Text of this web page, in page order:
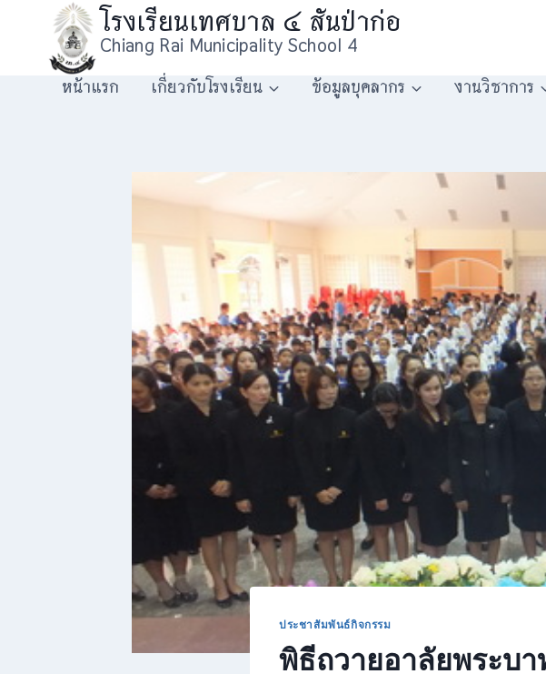
content
โรงเรียนเทศบาล ๔ สันป่าก่อ
Chiang Rai Municipality School 4
หน้าแรก เกี่ยวกับโรงเรียน ข้อมูลบุคลากร งานวิชาการ
ประชาสัมพันธ์กิจกรรม
พิธีถวายอาลัยพระบ